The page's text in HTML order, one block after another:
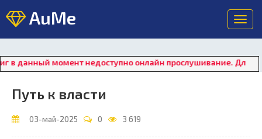
AuMe
момент недоступно онлайн прослушивание. Для
Путь к власти
03-май-2025 0 3 619